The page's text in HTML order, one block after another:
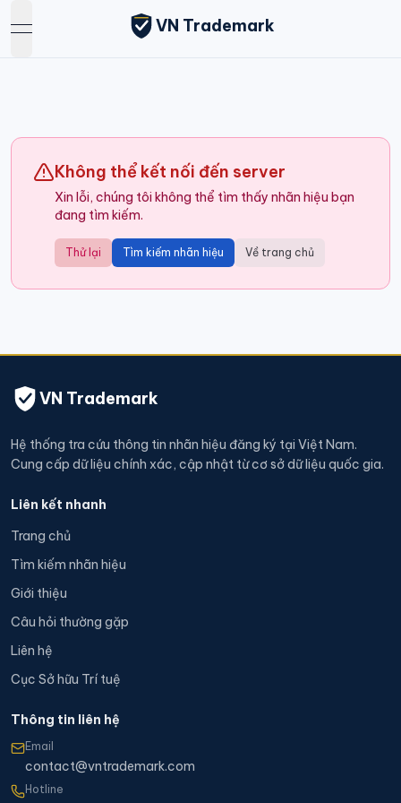
open navigation menu
VN Trademark
Không thể kết nối đến server
Xin lỗi, chúng tôi không thể tìm thấy nhãn hiệu bạn
đang tìm kiếm.
Thử lại Tìm kiếm nhãn hiệu Về trang chủ
VN Trademark
Hệ thống tra cứu thông tin nhãn hiệu đăng ký tại Việt Nam.
Cung cấp dữ liệu chính xác, cập nhật từ cơ sở dữ liệu quốc gia.
Liên kết nhanh
Trang chủ
Tìm kiếm nhãn hiệu
Giới thiệu
Câu hỏi thường gặp
Liên hệ
Cục Sở hữu Trí tuệ
Thông tin liên hệ
Email
contact@vntrademark.com
Hotline